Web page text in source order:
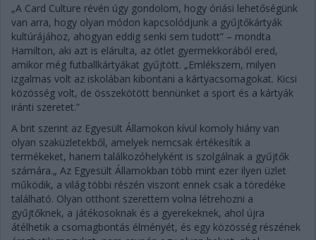
„A Card Culture révén úgy gondolom, hogy óriási lehetőségünk
van arra, hogy olyan módon kapcsolódjunk a gyűjtőkártyák
kultúrájához, ahogyan eddig senki sem tudott” – mondta
Hamilton, aki azt is elárulta, az ötlet gyermekkorából ered,
amikor még futballkártyákat gyűjtött. „Emlékszem, milyen
izgalmas volt az iskolában kibontani a kártyacsomagokat. Kicsi
közösség volt, de összekötött bennünket a sport és a kártyák
iránti szeretet.”
A brit szerint az Egyesült Államokon kívül komoly hiány van
olyan szaküzletekből, amelyek nemcsak értékesítik a
termékeket, hanem találkozóhelyként is szolgálnak a gyűjtők
számára.„ Az Egyesült Államokban több mint ezer ilyen üzlet
működik, a világ többi részén viszont ennek csak a töredéke
található. Olyan otthont szerettem volna létrehozni a
gyűjtőknek, a játékosoknak és a gyerekeknek, ahol újra
átélhetik a csomagbontás élményét, és egy közösség részének